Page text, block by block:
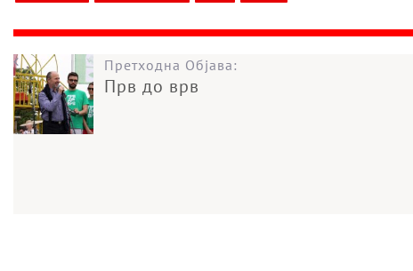
Претходна Објава:
Прв до врв